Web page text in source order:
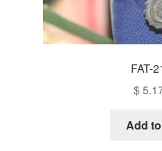
FAT-
$
Add